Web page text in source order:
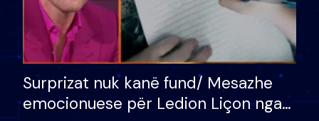
Surprizat nuk kanë fund/ Mesazhe
emocionuese për Ledion Liçon nga